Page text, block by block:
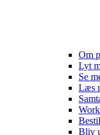
Om
Lyt
Se
Læs
Bliv